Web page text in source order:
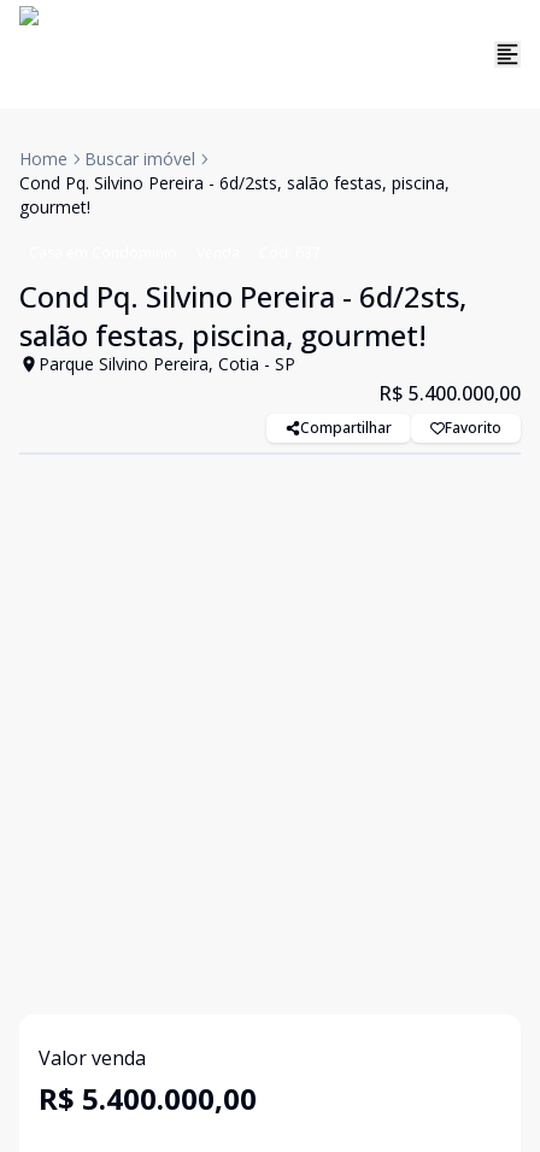
Home
Buscar imóvel
Cond Pq. Silvino Pereira - 6d/2sts, salão festas, piscina,
gourmet!
Cond Pq. Silvino Pereira - 6d/2sts,
salão festas, piscina, gourmet!
Parque Silvino Pereira, Cotia - SP
R$ 5.400.000,00
Compartilhar Favorito
Valor venda
R$ 5.400.000,00